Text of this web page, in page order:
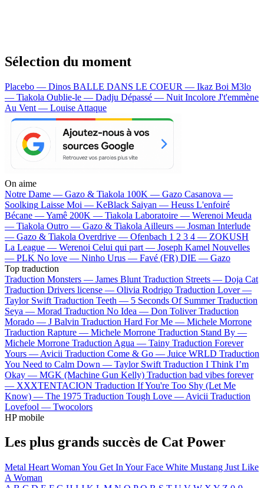
Sélection du moment
Placebo — Dinos BALLE DANS LE COEUR — Ikaz Boi M3lo
— Tiakola Oublie-le — Dadju Dépassé — Nuit Incolore J't'emmène
Au Vent — Louise Attaque
On aime
Notre Dame — Gazo & Tiakola 100K — Gazo Casanova —
Soolking Laisse Moi — KeBlack Saiyan — Heuss L'enfoiré
Bécane —Yamê 200K — Tiakola Laboratoire — Werenoi Meuda
— Tiakola Outro — Gazo & Tiakola Ailleurs — Josman Interlude
— Gazo & Tiakola Overdrive — Ofenbach 1 2 3 4 — ZOKUSH
La League — Werenoi Celui qui part — Joseph Kamel Nouvelles
— PLK No love — Ninho Urus — Favé (FR) DIE — Gazo
Top traduction
Traduction Monsters — James Blunt Traduction Streets — Doja Cat
Traduction Drivers license — Olivia Rodrigo Traduction Lover —
Taylor Swift Traduction Teeth — 5 Seconds Of Summer Traduction
Seya — Morad Traduction No Idea — Don Toliver Traduction
Morado — J Balvin Traduction Hard For Me — Michele Morrone
Traduction Rapture — Michele Morrone Traduction Stand By —
Michele Morrone Traduction Agua — Tainy Traduction Forever
Yours — Avicii Traduction Come & Go — Juice WRLD Traduction
You Need to Calm Down — Taylor Swift Traduction I Think I’m
Okay — MGK (Machine Gun Kelly) Traduction bad vibes forever
— XXXTENTACION Traduction If You're Too Shy (Let Me
Know) — The 1975 Traduction Tough Love — Avicii Traduction
Lovefool — Twocolors
HP mobile
Les plus grands succès de Cat Power
Metal Heart Woman You Get In Your Face White Mustang Just Like
A Woman